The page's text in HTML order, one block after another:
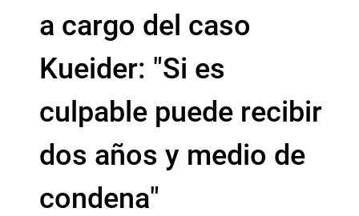
a cargo del caso
Kueider: "Si es
culpable puede recibir
dos años y medio de
condena"